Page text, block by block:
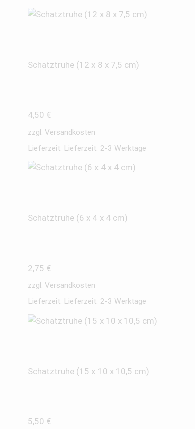
Schatztruhe (12 x 8 x 7,5 cm)
4,50 €
zzgl. Versandkosten
Lieferzeit: Lieferzeit: 2-3 Werktage
Schatztruhe (6 x 4 x 4 cm)
2,75 €
zzgl. Versandkosten
Lieferzeit: Lieferzeit: 2-3 Werktage
Schatztruhe (15 x 10 x 10,5 cm)
5,50 €